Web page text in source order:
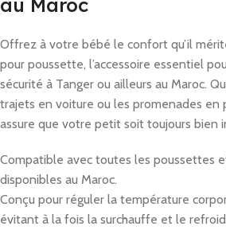
Offrez à votre bébé le confort qu’il
pour poussette, l’accessoire essentiel
sécurité à Tanger ou ailleurs au Maroc.
trajets en voiture ou les promenades en
assure que votre petit soit toujours bien
Compatible avec toutes les poussettes
disponibles au Maroc.
Conçu pour réguler la température
évitant à la fois la surchauffe et le